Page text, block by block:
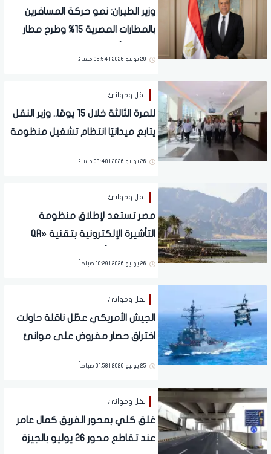
وزير الطيران: نمو حركة المسافرين
بالمطارات المصرية 15% وطرح مطار
28 يوليو 2026 | 05:54 مساءً
نقل وموانئ
للمرة الثالثة خلال 15 يومًا.. وزير النقل
يتابع ميدانيًا انتظام تشغيل منظومة
26 يوليو 2026 | 02:48 مساءً
نقل وموانئ
مصر تستعد لإطلاق منظومة
التأشيرة الإلكترونية بتقنية «QR
26 يوليو 2026 | 10:29 صباحاً
نقل وموانئ
الجيش الأمريكي عطّل ناقلة حاولت
اختراق حصار مفروض على موانئ
25 يوليو 2026 | 01:58 صباحاً
نقل وموانئ
غلق كلي بمحور الفريق كمال عامر
عند تقاطع محور 26 يوليو بالجيزة